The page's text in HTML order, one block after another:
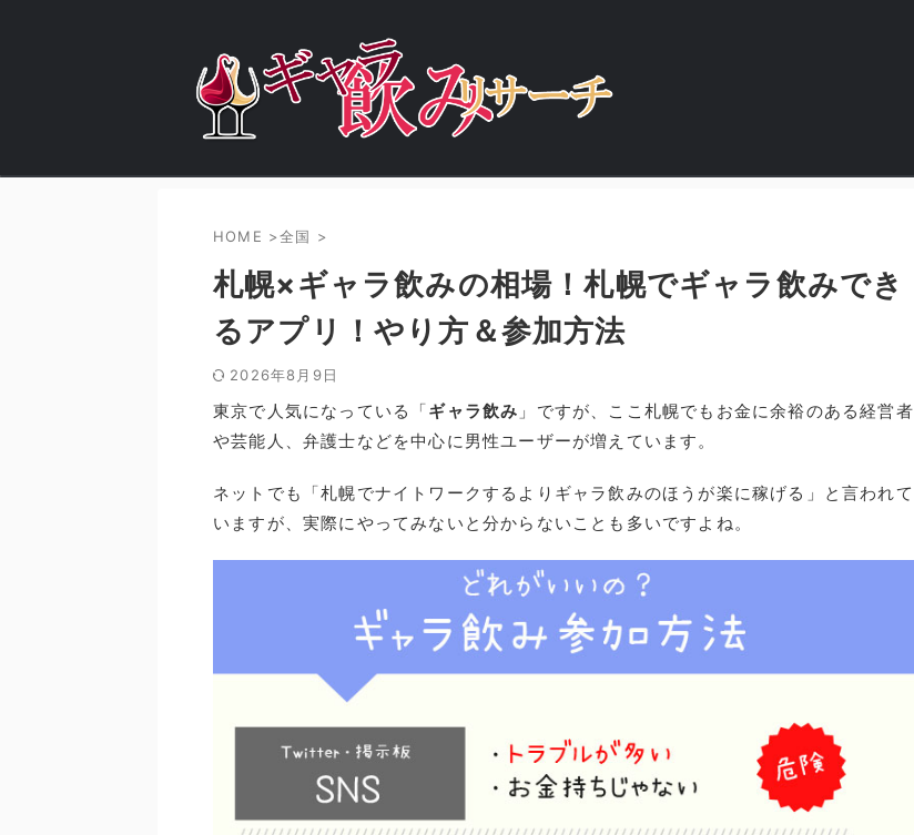
HOME >全国 >
札幌×ギャラ飲みの相場！札幌でギャラ飲みでき
るアプリ！やり方＆参加方法
2026年8月9日
東京で人気になっている「ギャラ飲み 」ですが、ここ札幌でもお金に余裕のある経営者
や芸能人、弁護士などを中心に男性ユーザーが増えています。
ネットでも「札幌でナイトワークするよりギャラ飲みのほうが楽に稼げる」と言われて
いますが、実際にやってみないと分からないことも多いですよね。